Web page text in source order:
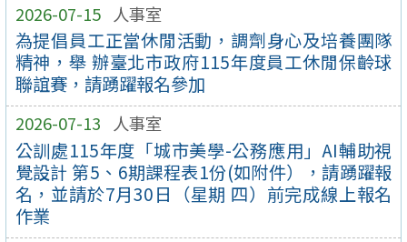
2026-07-15 人事室
為提倡員工正當休閒活動，調劑身心及培養團隊
精神，舉 辦臺北市政府115年度員工休閒保齡球
聯誼賽，請踴躍報名參加
2026-07-13 人事室
公訓處115年度「城市美學-公務應用」AI輔助視
覺設計 第5、6期課程表1份(如附件），請踴躍報
名，並請於7月30日（星期 四）前完成線上報名
作業